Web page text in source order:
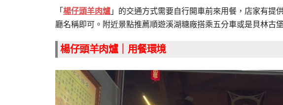
「 楊仔頭羊肉爐 」的交通方式需要自行開車前來用餐，店家有提
廳名稱即可。附近景點推薦順遊溪湖糖廠搭乘五分車或是貝林古
楊仔頭羊肉爐｜用餐環境